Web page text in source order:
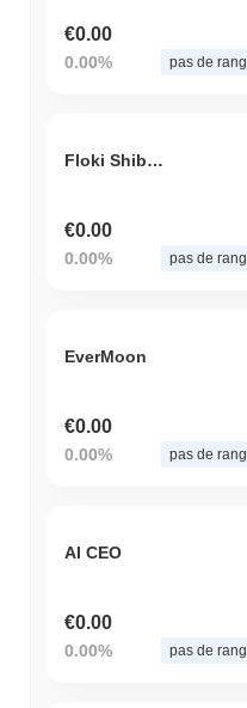
€0.00
0.00% pas de rang
Floki Shiba CEO
€0.00
0.00% pas de rang
EverMoon
€0.00
0.00% pas de rang
AI CEO
€0.00
0.00% pas de rang